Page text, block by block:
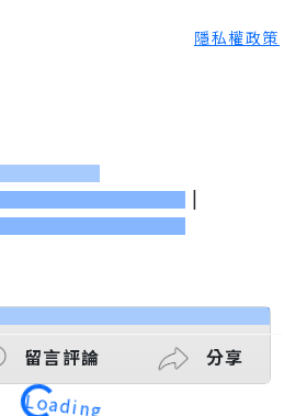
隱私權政策
|
留言評論 分享
Loading